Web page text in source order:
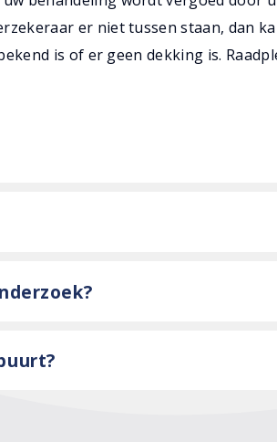
er niet tussen staan, dan
is of er geen dekking is.